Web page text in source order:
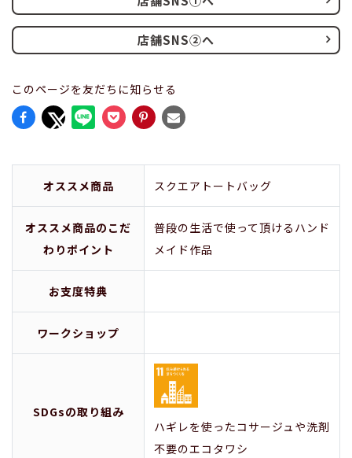
店舗SNS②へ
このページを友だちに知らせる
オススメ商品 スクエアトートバッグ
オススメ商品のこだ
わりポイント
普段の生活で使って頂けるハンド
メイド作品
お支度特典
ワークショップ
SDGsの取り組み
ハギレを使ったコサージュや洗剤
不要のエコタワシ